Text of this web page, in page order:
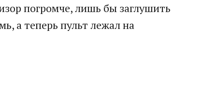
погромче, лишь бы заглушить
а теперь пульт лежал на